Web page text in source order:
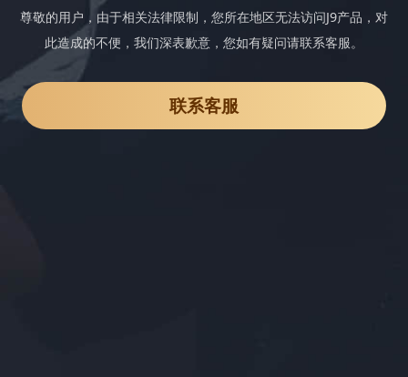
尊敬的用户，由于相关法律限制，您所在地区无法访问J9产品，对
此造成的不便，我们深表歉意，您如有疑问请联系客服。
联系客服